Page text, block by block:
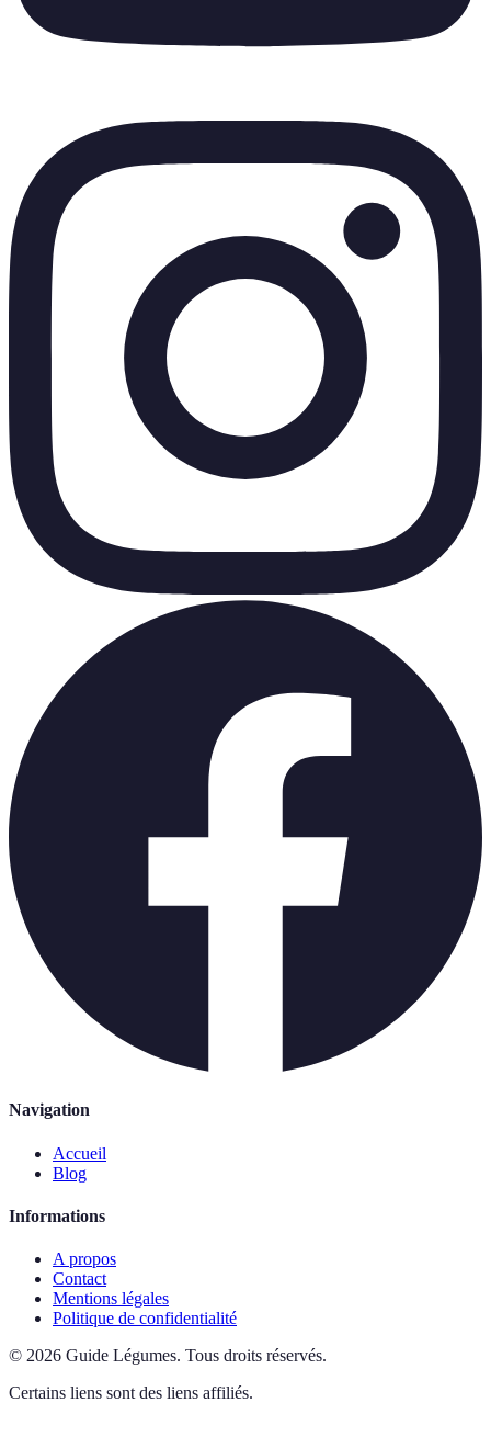
Navigation
Accueil
Blog
Informations
A propos
Contact
Mentions légales
Politique de confidentialité
© 2026 Guide Légumes. Tous droits réservés.
Certains liens sont des liens affiliés.